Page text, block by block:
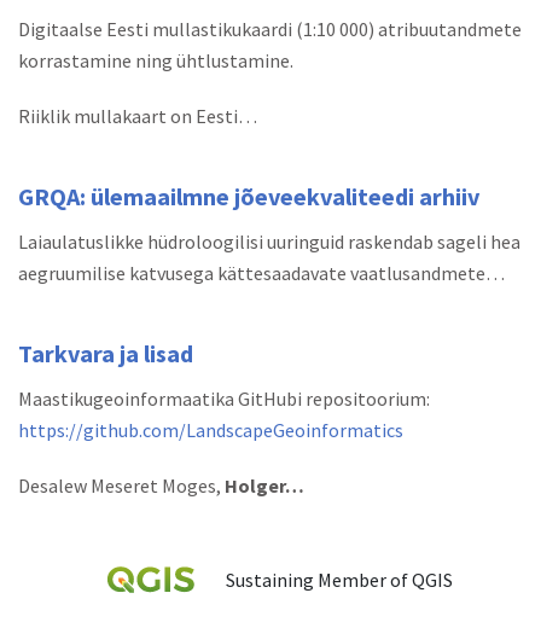
Digitaalse Eesti mullastikukaardi (1:10 000) atribuutandmete
korrastamine ning ühtlustamine.
Riiklik mullakaart on Eesti…
GRQA: ülemaailmne jõeveekvaliteedi arhiiv
Laiaulatuslikke hüdroloogilisi uuringuid raskendab sageli hea
aegruumilise katvusega kättesaadavate vaatlusandmete…
Tarkvara ja lisad
Maastikugeoinformaatika GitHubi repositoorium:
https://github.com/LandscapeGeoinformatics
Desalew Meseret Moges, Holger…
Sustaining Member of QGIS